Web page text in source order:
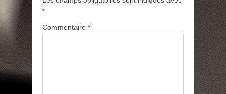
*
Commentaire *